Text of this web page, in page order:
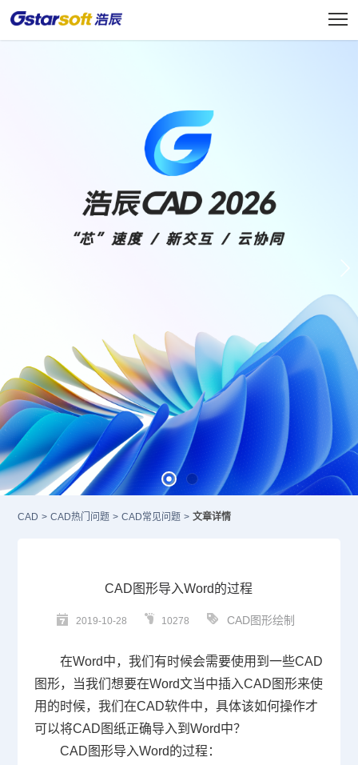
CAD > CAD热门问题 > CAD常见问题 > 文章详情
CAD图形导入Word的过程
2019-10-28 10278 CAD图形绘制
在Word中，我们有时候会需要使用到一些CAD
图形，当我们想要在Word文当中插入CAD 图形来使
用的时候，我们在CAD软件中，具体该如何操作才
可以将CAD 图纸正确导入到 Word中？
CAD 图形导入Word 的过程：